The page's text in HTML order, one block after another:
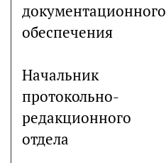
документационного
обеспечения
Начальник
протокольно-
редакционного
отдела